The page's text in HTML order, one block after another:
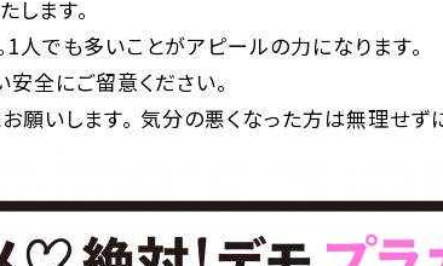
ます。
人でも多いことがアピールの力になります。
全にご留意ください。
願いします。 気分の悪くなった方は無理せず